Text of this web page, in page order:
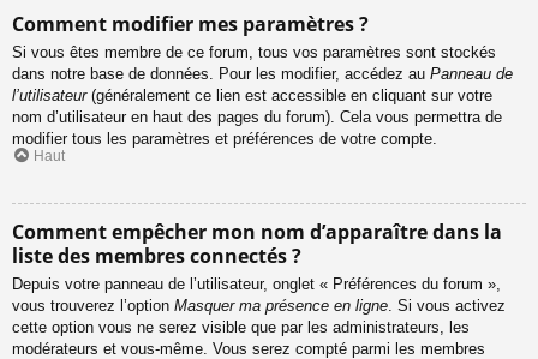
Comment modifier mes paramètres ?
Si vous êtes membre de ce forum, tous vos paramètres sont stockés
dans notre base de données. Pour les modifier, accédez au Panneau de
l’utilisateur(généralement ce lien est accessible en cliquant sur votre
nom d’utilisateur en haut des pages du forum). Cela vous permettra de
modifier tous les paramètres et préférences de votre compte.
Haut
Comment empêcher mon nom d’apparaître dans la
liste des membres connectés ?
Depuis votre panneau de l’utilisateur, onglet « Préférences du forum »,
vous trouverez l’option Masquer ma présence en ligne . Si vous activez
cette option vous ne serez visible que par les administrateurs, les
modérateurs et vous-même. Vous serez compté parmi les membres